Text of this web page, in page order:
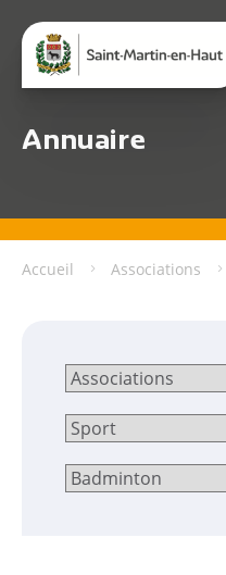
Annuaire
Accueil Associations